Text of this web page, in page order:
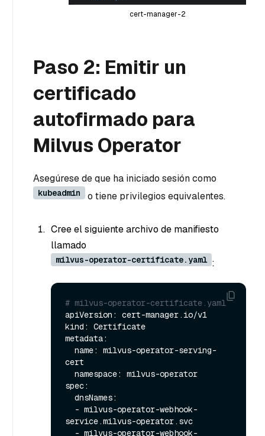
cert-manager-2
Paso 2: Emitir un
certificado
autofirmado para
Milvus Operator
Asegúrese de que ha iniciado sesión como
kubeadmin o tiene privilegios equivalentes.
Cree el siguiente archivo de manifiesto
llamado
milvus-operator-certificate.yaml :
# milvus-operator-certificate.yaml
apiVersion: cert-manager.io/v1
kind: Certificate
metadata:
cert
spec:
service.milvus-operator.svc